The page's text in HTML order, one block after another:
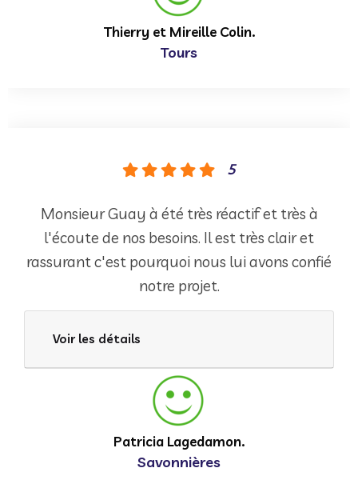
Thierry et Mireille Colin.
Tours
5
Monsieur Guay à été très réactif et très à
l'écoute de nos besoins. Il est très clair et
rassurant c'est pourquoi nous lui avons confié
notre projet.
Voir les détails
Patricia Lagedamon.
Savonnières